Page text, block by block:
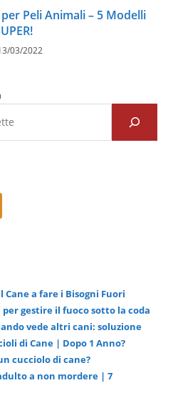
Peli Animali – 5 Modelli
03/2022
a fare i Bisogni Fuori
per gestire il fuoco sotto la coda
vede altri cani: soluzione
di Cane | Dopo 1 Anno?
cucciolo di cane?
a non mordere | 7